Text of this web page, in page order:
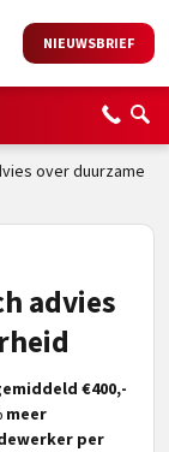
NIEUWSBRIEF
over duurzame
advies
€400,-
meer
per